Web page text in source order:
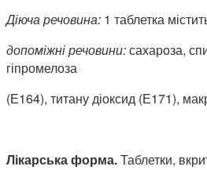
Діюча речовина: 1 таблетка
допоміжні речовини:сахароза,
гіпромелоза
(Е164), титану діоксид (Е171),
Лікарська форма.Таблетки,